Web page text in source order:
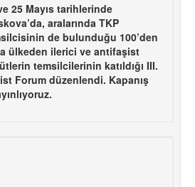
25 Mayıs tarihlerinde
aralarında TKP
de bulunduğu 100’den
ülkeden ilerici ve antifaşist
temsilcilerinin katıldığı III.
Forum düzenlendi. Kapanış